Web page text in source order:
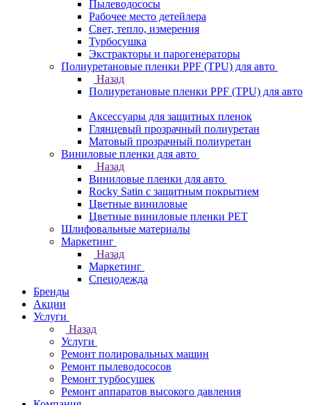
Пылеводососы
Рабочее место детейлера
Свет, тепло, измерения
Турбосушка
Экстракторы и парогенераторы
Полиуретановые пленки PPF (TPU) для авто
Назад
Полиуретановые пленки PPF (TPU) для авто
Аксессуары для защитных пленок
Глянцевый прозрачный полиуретан
Матовый прозрачный полиуретан
Виниловые пленки для авто
Назад
Виниловые пленки для авто
Rocky Satin с защитным покрытием
Цветные виниловые
Цветные виниловые пленки PET
Шлифовальные материалы
Маркетинг
Назад
Маркетинг
Спецодежда
Бренды
Акции
Услуги
Назад
Услуги
Ремонт полировальных машин
Ремонт пылеводососов
Ремонт турбосушек
Ремонт аппаратов высокого давления